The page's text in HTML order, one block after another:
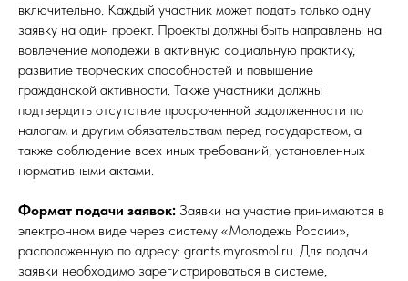
включительно. Каждый участник может подать только одну
заявку на один проект. Проекты должны быть направлены на
вовлечение молодежи в активную социальную практику,
развитие творческих способностей и повышение
гражданской активности. Также участники должны
подтвердить отсутствие просроченной задолженности по
налогам и другим обязательствам перед государством, а
также соблюдение всех иных требований, установленных
нормативными актами.
Формат подачи заявок: Заявки на участие принимаются в
электронном виде через систему «Молодежь России»,
расположенную по адресу: grants.myrosmol.ru. Для подачи
заявки необходимо зарегистрироваться в системе,